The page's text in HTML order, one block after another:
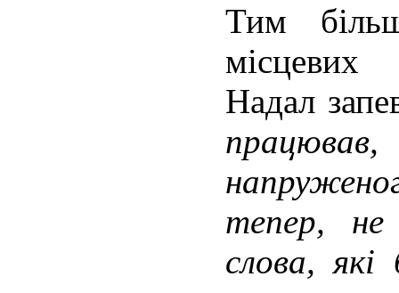
Тим
місцевих
Надал
тепер,
слова, які